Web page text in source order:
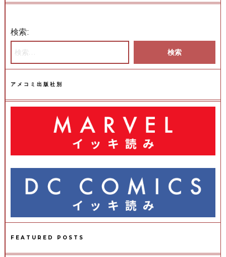
検索:
アメコミ出版社別
FEATURED POSTS